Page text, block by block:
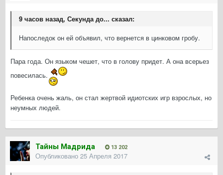
9 часов назад, Секунда до... сказал:
Напоследок он ей объявил, что вернется в цинковом гробу.
Пара года. Он языком чешет, что в голову придет. А она всерьез
повесилась.
Ребенка очень жаль, он стал жертвой идиотских игр взрослых, но
неумных людей.
Тайны Мадрида 13 202
Опубликовано 25 Апреля 2017